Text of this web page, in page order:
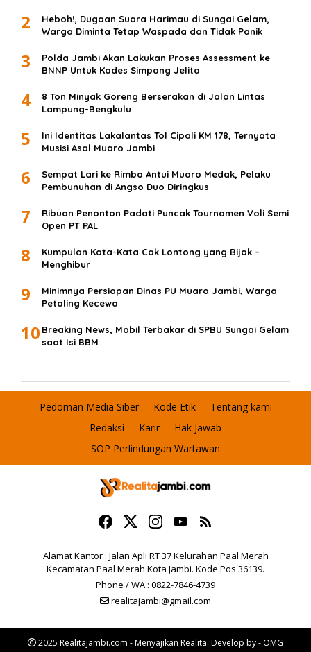
2
Heboh!, Dugaan Suara Harimau di Sungai Gelam,
Warga Diminta Tetap Waspada dan Tidak Panik
3
Polda Jambi Akan Lakukan Proses Assessment ke
BNNP Untuk Kades Simpang Jelita
4
8 Ton Minyak Goreng Berserakan di Jalan Lintas
Lampung-Bengkulu
5
Ini Identitas Lakalantas Tol Cipali KM 178, Ternyata
Musisi Asal Muaro Jambi
6
Sempat Lari ke Rimbo Antui Muaro Medak, Pelaku
Pembunuhan di Angso Duo Diringkus
7
Ribuan Penonton Padati Puncak Tournamen Voli Semi
Open PT PAL
8
Kumpulan Kata-Kata Cak Lontong yang Bijak –
Menghibur
9
Minimnya Persiapan Dinas PU Muaro Jambi, Warga
Petaling Kecewa
10 Breaking News, Mobil Terbakar di SPBU Sungai Gelam
saat Isi BBM
Pedoman Media Siber Kode Etik
Tentang kami
Redaksi
Karir
Hak Jawab
SOP Perlindungan Wartawan
Alamat Kantor : Jalan Apli RT 37 Kelurahan Paal Merah
Kecamatan Paal Merah Kota Jambi. Kode Pos 36139.
Phone / WA : 0822-7846-4739
realitajambi@gmail.com
2025 Realitajambi.com - Menyajikan Realita. Develop by - OMG